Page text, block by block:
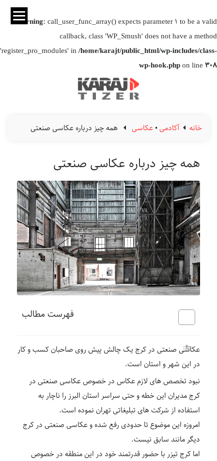
Warning: call_user_func_array() expects parameter 1 to be a valid
callback, class 'WP_Smush' does not have a method
'register_pro_modules' in/home/karajt/public_html/wp-includes/class-
wp-hook.phpon line 308
خانه آکادمی•عکاسی همه چیز درباره عکاسی صنعتی
همه چیز درباره عکاسی صنعتی
فهرست مطالب
عکاسی صنعتی در کرج یک چالش پیش روی صاحبان کسب و کار
در این شهر و استان است.
نبود تخصص های لازم عکاس در خصوص عکاسی صنعتی در
کرج مدیران این خطه و حتی سراسر استان البرز را ناچار به
استفاده از شرکت های تبلیغاتی تهران نموده است.
امروزه این موضوع تا حدودی رفع شده و عکاسی صنعتی در کرج
دیگر مانند سابق نیست.
اما کرج تیزر با حضور قدرتمند خود در این منطقه در خصوص